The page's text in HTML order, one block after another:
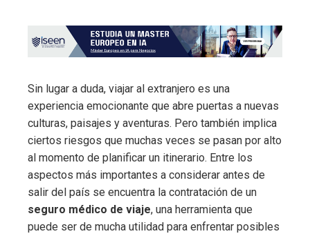
Sin lugar a duda, viajar al extranjero es una
experiencia emocionante que abre puertas a nuevas
culturas, paisajes y aventuras. Pero también implica
ciertos riesgos que muchas veces se pasan por alto
al momento de planificar un itinerario. Entre los
aspectos más importantes a considerar antes de
salir del país se encuentra la contratación de un
seguro médico de viaje, una herramienta que
puede ser de mucha utilidad para enfrentar posibles